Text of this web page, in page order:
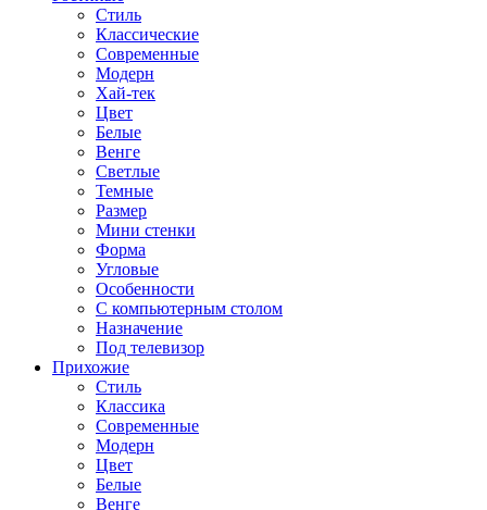
Стиль
Классические
Современные
Модерн
Хай-тек
Цвет
Белые
Венге
Светлые
Темные
Размер
Мини стенки
Форма
Угловые
Особенности
С компьютерным столом
Назначение
Под телевизор
Прихожие
Стиль
Классика
Современные
Модерн
Цвет
Белые
Венге